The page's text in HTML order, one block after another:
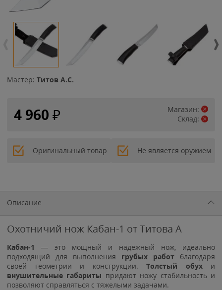
Мастер: Титов А.С.
4 960 ₽
Магазин:
Склад:
Оригинальный товар Не является оружием
Описание
Охотничий нож Кабан-1 от Титова А
Кабан-1
— это мощный и надежный нож, идеально
подходящий для выполнения грубых работ благодаря
своей геометрии и конструкции. Толстый обухи
внушительные габариты придают ножу стабильность и
позволяют справляться с тяжелыми задачами.